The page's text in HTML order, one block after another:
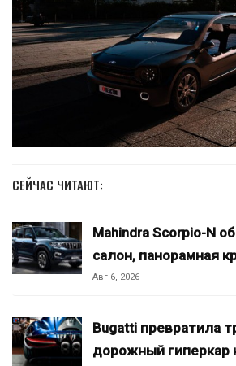
СЕЙЧАС ЧИТАЮТ:
Mahindra Scorpio-N
салон, панорамная
Авг 6, 2026
Bugatti превратила
дорожный гиперкар